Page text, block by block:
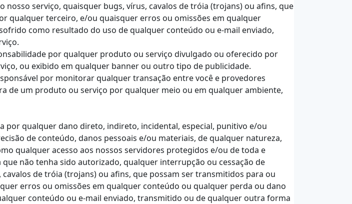
serviço, quaisquer bugs, vírus, cavalos de tróia (trojans) ou afins, que
qualquer terceiro, e/ou quaisquer erros ou omissões em qualquer
como resultado do uso de qualquer conteúdo ou e-mail enviado,
por qualquer produto ou serviço divulgado ou oferecido por
ou exibido em qualquer banner ou outro tipo de publicidade.
por monitorar qualquer transação entre você e provedores
de um produto ou serviço por qualquer meio ou em qualquer ambiente,
por qualquer dano direto, indireto, incidental, especial, punitivo e/ou
de conteúdo, danos pessoais e/ou materiais, de qualquer natureza,
qualquer acesso aos nossos servidores protegidos e/ou de toda e
não tenha sido autorizado, qualquer interrupção ou cessação de
de tróia (trojans) ou afins, que possam ser transmitidos para ou
erros ou omissões em qualquer conteúdo ou qualquer perda ou dano
conteúdo ou e-mail enviado, transmitido ou de qualquer outra forma